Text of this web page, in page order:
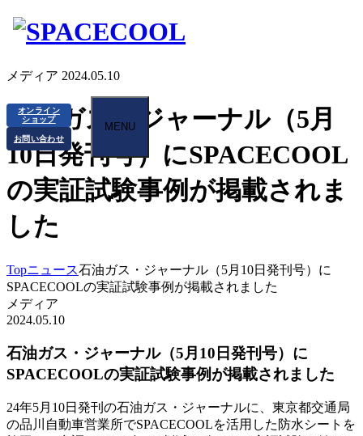
オンライン
ショップ
お問い合わせ
MENU
メディア 2024.05.10
石油ガス・ジャーナル（5月
10日発刊号）にSPACECOOL
の実証試験事例が掲載されま
した
Topニュース石油ガス・ジャーナル（5月10日発刊号）に
SPACECOOLの実証試験事例が掲載されました
メディア
2024.05.10
石油ガス・ジャーナル（5月10日発刊号）に
SPACECOOLの実証試験事例が掲載されました
24年5月10日発刊の石油ガス・ジャーナルに、東京都交通局
の品川自動車営業所でSPACECOOLを活用した防水シートを